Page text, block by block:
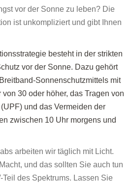
vor der Sonne zu leben? Die
ist unkompliziert und gibt Ihnen
besteht in der strikten
vor der Sonne. Dazu gehört
Sonnenschutzmittels mit
30 oder höher, das Tragen von
und das Vermeiden der
zwischen 10 Uhr morgens und
arbeiten wir täglich mit Licht.
und das sollten Sie auch tun
des Spektrums. Lassen Sie